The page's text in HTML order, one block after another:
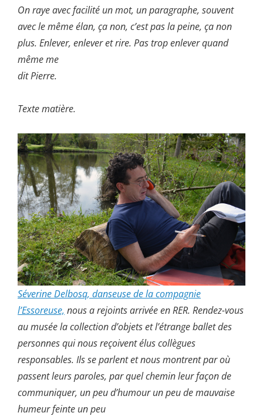
On raye avec facilité un mot, un paragraphe, souvent
avec le même élan, ça non, c’est pas la peine, ça non
plus. Enlever, enlever et rire. Pas trop enlever quand
même me
dit Pierre.
Texte matière.
Séverine Delbosq, danseuse de la compagnie
l’Essoreuse, nous a rejoints arrivée en RER. Rendez-vous
au musée la collection d’objets et l’étrange ballet des
personnes qui nous reçoivent élus collègues
responsables. Ils se parlent et nous montrent par où
passent leurs paroles, par quel chemin leur façon de
communiquer, un peu d’humour un peu de mauvaise
humeur feinte un peu